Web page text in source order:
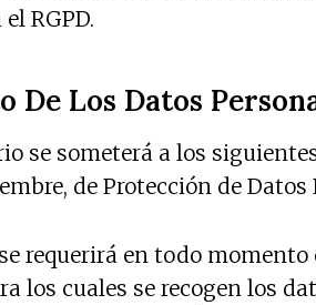
RGPD.
Los Datos
se someterá a los
de Protección de
requerirá en todo
los cuales se recogen los